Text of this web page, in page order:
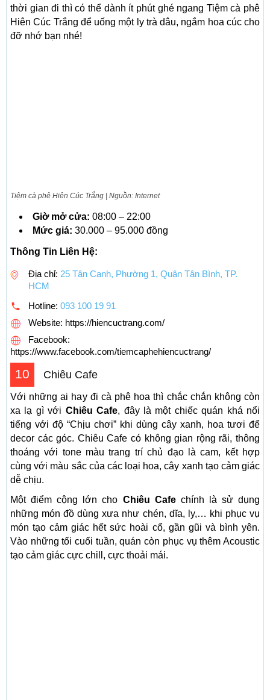
thời gian đi thì có thể dành ít phút ghé ngang Tiệm cà phê
Hiên Cúc Trắng để uống một ly trà dâu, ngắm hoa cúc cho
đỡ nhớ bạn nhé!
Tiệm cà phê Hiên Cúc Trắng | Nguồn: Internet
Giờ mở cửa: 08:00 – 22:00
Mức giá: 30.000 – 95.000 đồng
Thông Tin Liên Hệ:
Địa chỉ: 25 Tân Canh, Phường 1, Quận Tân Bình, TP.
HCM
Hotline: 093 100 19 91
Website: https://hiencuctrang.com/
Facebook:
https://www.facebook.com/tiemcaphehiencuctrang/
10 Chiêu Cafe
Với những ai hay đi cà phê hoa thì chắc chắn không còn
xa lạ gì với Chiêu Cafe, đây là một chiếc quán khá nổi
tiếng với độ “Chịu chơi” khi dùng cây xanh, hoa tươi để
decor các góc. Chiêu Cafe có không gian rộng rãi, thông
thoáng với tone màu trang trí chủ đạo là cam, kết hợp
cùng với màu sắc của các loại hoa, cây xanh tạo cảm giác
dễ chịu.
Một điểm cộng lớn cho Chiêu Cafechính là sử dụng
những món đồ dùng xưa như chén, dĩa, ly,… khi phục vụ
món tạo cảm giác hết sức hoài cổ, gần gũi và bình yên.
Vào những tối cuối tuần, quán còn phục vụ thêm Acoustic
tạo cảm giác cực chill, cực thoải mái.